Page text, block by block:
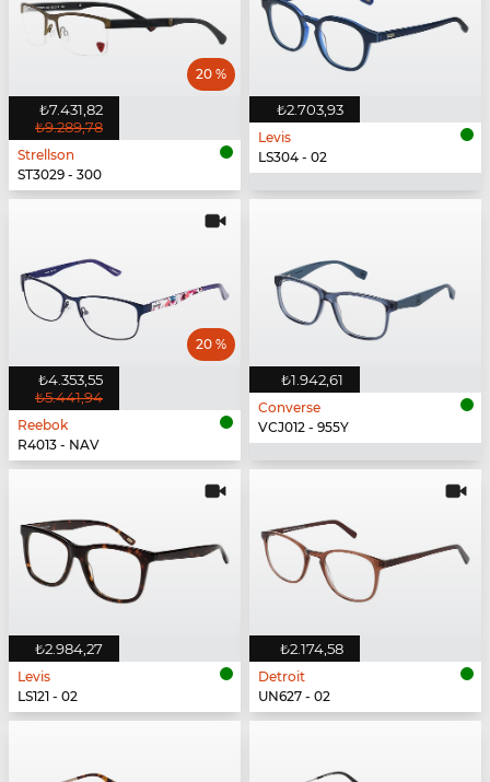
₺7.431,82
₺9.289,78
20 %
Strellson
ST3029 - 300
₺2.703,93
Levis
LS304 - 02
₺4.353,55
₺5.441,94
20 %
Reebok
R4013 - NAV
₺1.942,61
Converse
VCJ012 - 955Y
₺2.984,27
Levis
LS121 - 02
₺2.174,58
Detroit
UN627 - 02